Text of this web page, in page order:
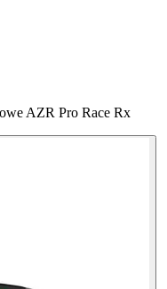
AZR Pro Race Rx